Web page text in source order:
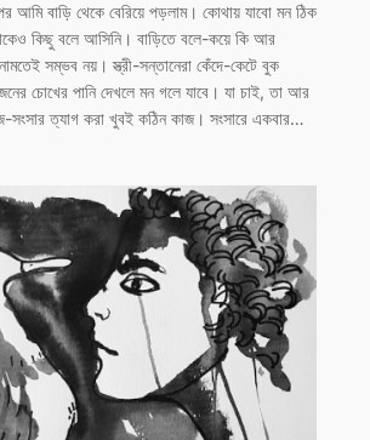
আমি বাড়ি থেকে বেরিয়ে পড়লাম। কোথায় যাবো মন ঠিক
কিছু বলে আসিনি। বাড়িতে বলে-কয়ে কি আর
সম্ভব নয়। স্ত্রী-সন্তানেরা কেঁদে-কেটে বুক
চোখের পানি দেখলে মন গলে যাবে। যা চাই, তা আর
সংসার ত্যাগ করা খুবই কঠিন কাজ। সংসারে একবার…